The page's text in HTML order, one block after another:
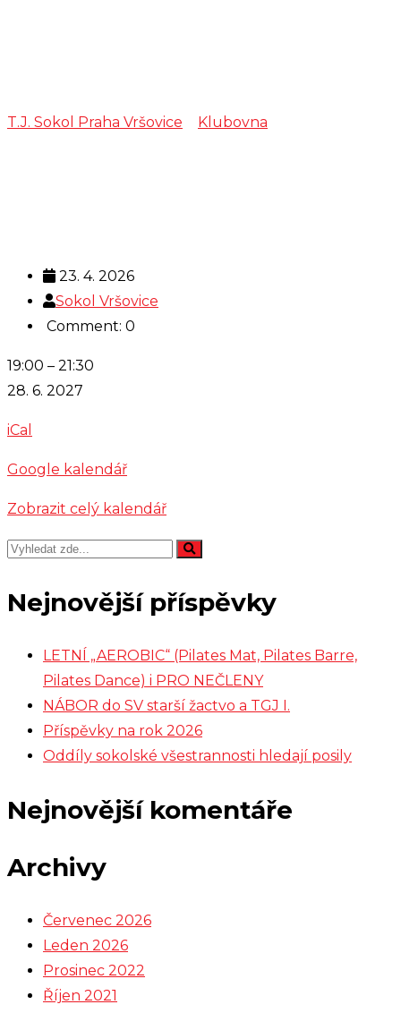
T.J. Sokol Praha Vršovice Klubovna
23. 4. 2026
Sokol Vršovice
Comment: 0
Zkouška
-
Trnka
19:00 – 21:30
28. 6. 2027
iCal
Google kalendář
Zobrazit celý kalendář
Nejnovější příspěvky
LETNÍ „AEROBIC“ (Pilates Mat, Pilates Barre,
Pilates Dance) i PRO NEČLENY
NÁBOR do SV starší žactvo a TGJ I.
Příspěvky na rok 2026
Oddíly sokolské všestrannosti hledají posily
Nejnovější komentáře
Archivy
Červenec 2026
Leden 2026
Prosinec 2022
Říjen 2021